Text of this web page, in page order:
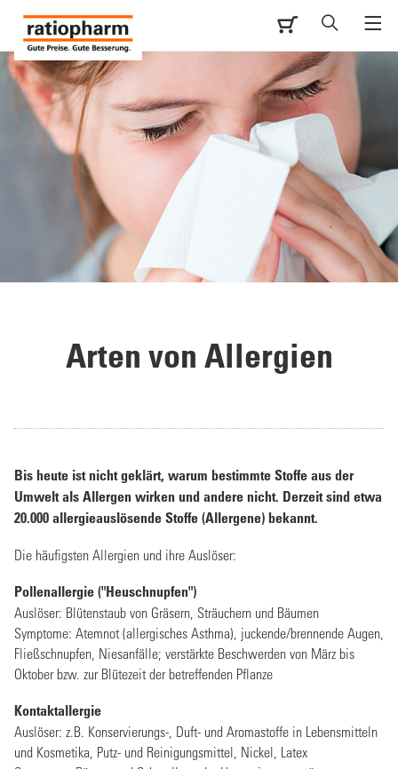
Arten von Allergien
Bis heute ist nicht geklärt, warum bestimmte Stoffe aus der
Umwelt als Allergen wirken und andere nicht. Derzeit sind etwa
20.000 allergieauslösende Stoffe (Allergene) bekannt.
Die häufigsten Allergien und ihre Auslöser:
Pollenallergie ("Heuschnupfen")
Auslöser: Blütenstaub von Gräsern, Sträuchern und Bäumen
Symptome: Atemnot (allergisches Asthma), juckende/brennende Augen,
Fließschnupfen, Niesanfälle; verstärkte Beschwerden von März bis
Oktober bzw. zur Blütezeit der betreffenden Pflanze
Kontaktallergie
Auslöser: z.B. Konservierungs-, Duft- und Aromastoffe in Lebensmitteln
und Kosmetika, Putz- und Reinigungsmittel, Nickel, Latex